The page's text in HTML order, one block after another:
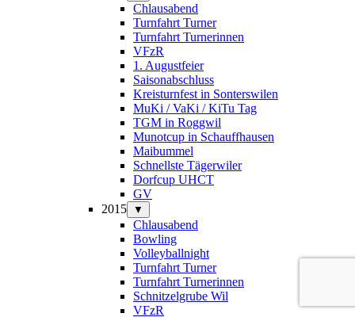
Chlausabend
Turnfahrt Turner
Turnfahrt Turnerinnen
VFzR
1. Augustfeier
Saisonabschluss
Kreisturnfest in Sonterswilen
MuKi / VaKi / KiTu Tag
TGM in Roggwil
Munotcup in Schauffhausen
Maibummel
Schnellste Tägerwiler
Dorfcup UHCT
GV
2015
▼
Chlausabend
Bowling
Volleyballnight
Turnfahrt Turner
Turnfahrt Turnerinnen
Schnitzelgrube Wil
VFzR